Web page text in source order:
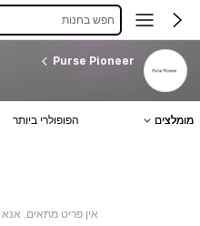
חפש בחנות
Purse Pioneer
מומלצים הפופולרי ביותר
אין פריט מתאים.